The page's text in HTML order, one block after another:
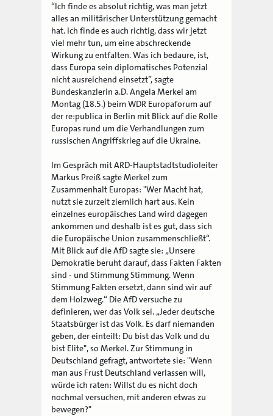
“Ich finde es absolut richtig, was man jetzt
alles an militärischer Unterstützung gemacht
hat. Ich finde es auch richtig, dass wir jetzt
viel mehr tun, um eine abschreckende
Wirkung zu entfalten. Was ich bedaure, ist,
dass Europa sein diplomatisches Potenzial
nicht ausreichend einsetzt”, sagte
Bundeskanzlerin a.D. Angela Merkel am
Montag (18.5.) beim WDR Europaforum auf
der re:publica in Berlin mit Blick auf die Rolle
Europas rund um die Verhandlungen zum
russischen Angriffskrieg auf die Ukraine.
Im Gespräch mit ARD-Hauptstadtstudioleiter
Markus Preiß sagte Merkel zum
Zusammenhalt Europas: "Wer Macht hat,
nutzt sie zurzeit ziemlich hart aus. Kein
einzelnes europäisches Land wird dagegen
ankommen und deshalb ist es gut, dass sich
die Europäische Union zusammenschließt“.
Mit Blick auf die AfD sagte sie: „Unsere
Demokratie beruht darauf, dass Fakten Fakten
sind - und Stimmung Stimmung. Wenn
Stimmung Fakten ersetzt, dann sind wir auf
dem Holzweg.“ Die AfD versuche zu
definieren, wer das Volk sei. „Jeder deutsche
Staatsbürger ist das Volk. Es darf niemanden
geben, der einteilt: Du bist das Volk und du
bist Elite", so Merkel. Zur Stimmung in
Deutschland gefragt, antwortete sie: "Wenn
man aus Frust Deutschland verlassen will,
würde ich raten: Willst du es nicht doch
nochmal versuchen, mit anderen etwas zu
bewegen?"